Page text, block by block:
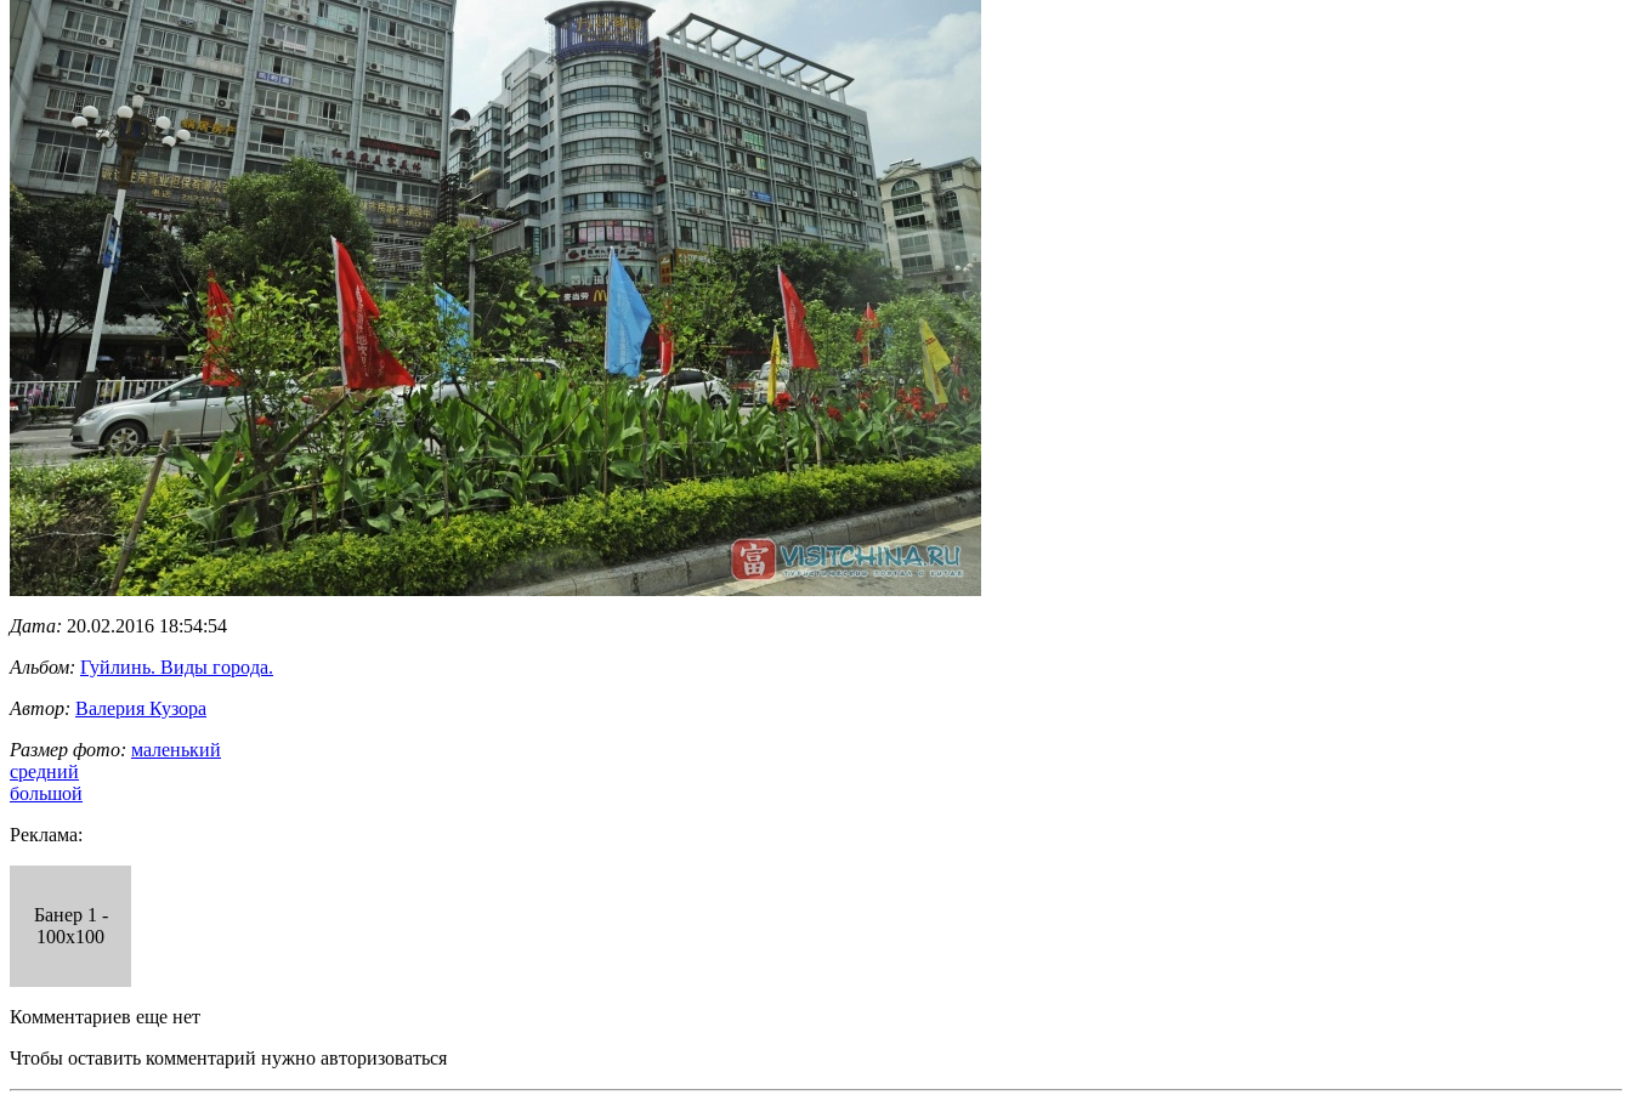
Дата: 20.02.2016 18:54:54
Альбом: Гуйлинь. Виды города.
Автор: Валерия Кузора
Размер фото: маленький
средний
большой
Реклама:
Банер 1 -
100x100
Комментариев еще нет
Чтобы оставить комментарий нужно авторизоваться